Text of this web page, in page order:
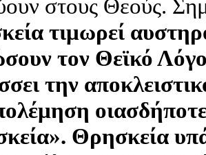
στους Θεούς.
τιμωρεί
τον Θεϊκό
την
Θρησκεία